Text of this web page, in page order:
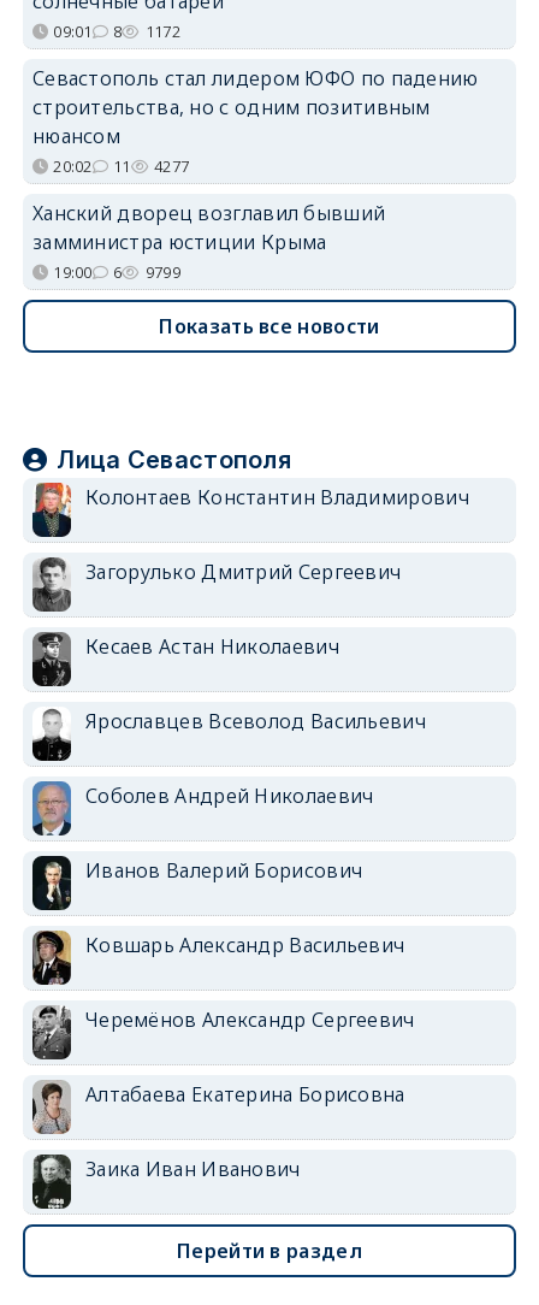
09:01 8 1172
Севастополь стал лидером ЮФО по падению
строительства, но с одним позитивным
нюансом
20:02 11 4277
Ханский дворец возглавил бывший
замминистра юстиции Крыма
19:00 6 9799
Показать все новости
Лица Севастополя
Колонтаев Константин Владимирович
Загорулько Дмитрий Сергеевич
Кесаев Астан Николаевич
Ярославцев Всеволод Васильевич
Соболев Андрей Николаевич
Иванов Валерий Борисович
Ковшарь Александр Васильевич
Черемёнов Александр Сергеевич
Алтабаева Екатерина Борисовна
Заика Иван Иванович
Перейти в раздел